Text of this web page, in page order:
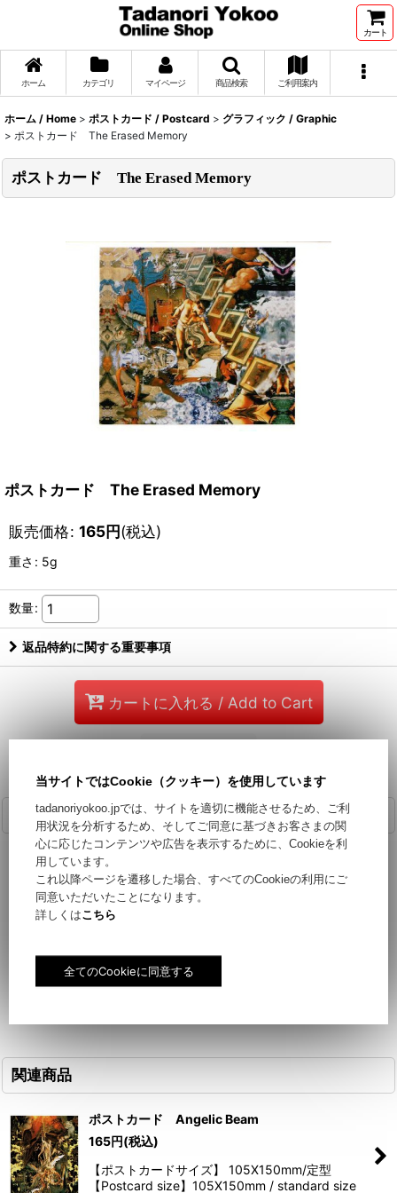
カート
ホーム カテゴリ マイページ 商品検索 ご利用案内
ホーム / Home > ポストカード / Postcard > グラフィック / Graphic
> ポストカード The Erased Memory
ポストカード The Erased Memory
ポストカード The Erased Memory
販売価格: 165円(税込)
重さ : 5g
数量:
返品特約に関する重要事項
カートに入れる / Add to Cart
商品詳細
【ポストカードサイズ】 105X150mm/定型
【Postcard size】105X150mm / standard size
関連商品
ポストカード Angelic Beam
165円(税込)
【ポストカードサイズ】 105X150mm/定型
【Postcard size】105X150mm / standard size
当サイトではCookie（クッキー）を使用しています
tadanoriyokoo.jpでは、サイトを適切に機能させるため、ご利
用状況を分析するため、そしてご同意に基づきお客さまの関
心に応じたコンテンツや広告を表示するために、Cookieを利
用しています。
これ以降ページを遷移した場合、すべてのCookieの利用にご
同意いただいたことになります。
詳しくはこちら